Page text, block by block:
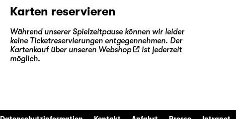
Karten reservieren
Während unserer Spielzeitpause können wir leider
keine Ticketreservierungen entgegennehmen. Der
Kartenkauf über unseren Webshop
ist jederzeit
möglich.